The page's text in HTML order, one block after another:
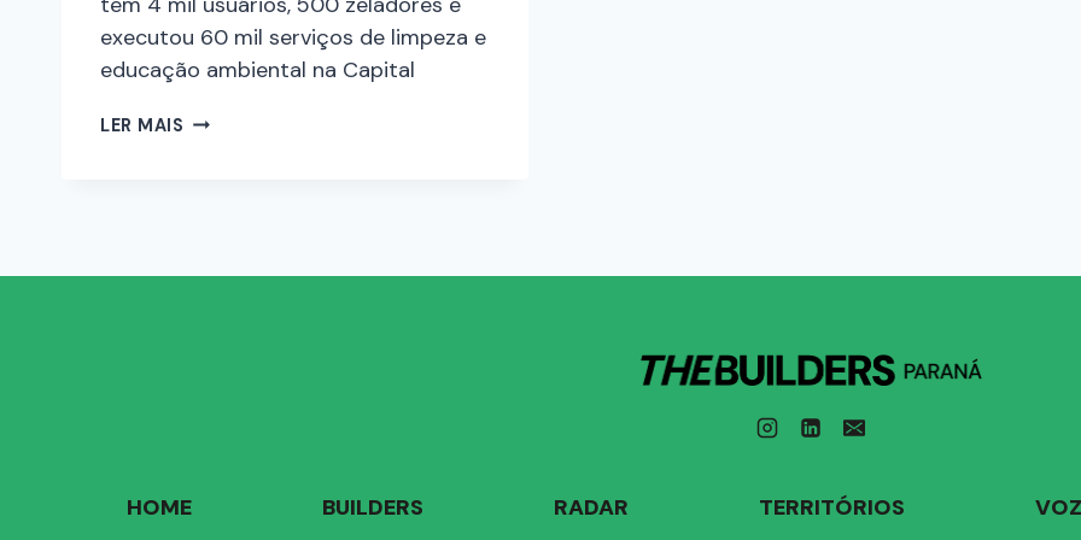
executou 60 mil serviços de limpeza e
educação ambiental na Capital
LER MAIS
HOME BUILDERS RADAR TERRITÓRIOS